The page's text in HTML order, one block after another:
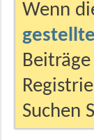
Wenn
Suchen